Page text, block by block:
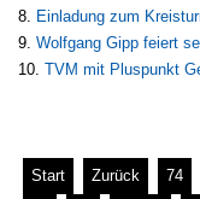
Einladung zum
Wolfgang Gipp feiert
TVM mit Pluspunkt
Start Zurück 74